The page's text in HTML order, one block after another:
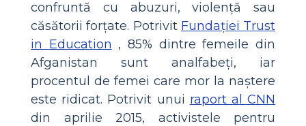
confruntă cu abuzuri, violență sau
căsătorii forțate. Potrivit Fundației Trust
in Education , 85% dintre femeile din
Afganistan sunt analfabeți, iar
procentul de femei care mor la naștere
este ridicat. Potrivit unui raport al CNN
din aprilie 2015, activistele pentru